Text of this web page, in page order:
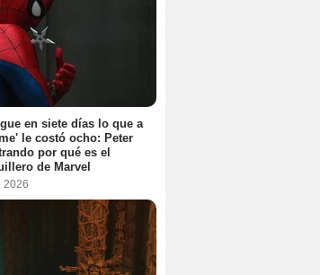
en siete días lo que a
le costó ocho: Peter
por qué es el
de Marvel
2026